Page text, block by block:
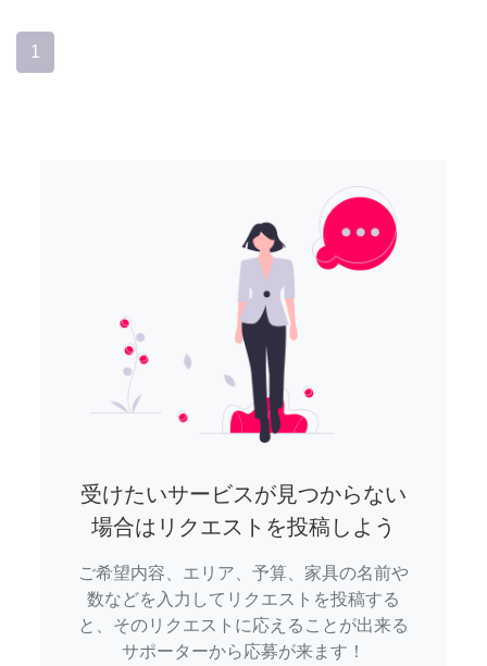
1
受けたいサービスが見つからない
場合はリクエストを投稿しよう
ご希望内容、エリア、予算、家具の名前や
数などを入力してリクエストを投稿する
と、そのリクエストに応えることが出来る
サポーターから応募が来ます！